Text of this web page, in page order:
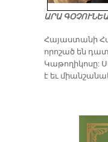
ԱՐԱ
​Հայաստանի
որոշած են
Կաթողիկոսը:
է եւ